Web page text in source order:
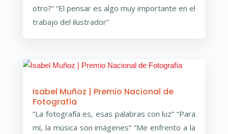
otro?” “El pensar es algo muy importante en el
trabajo del ilustrador”
Isabel Muñoz | Premio Nacional de
Fotografía
“La fotografía es, esas palabras con luz” “Para
mí, la música son imágenes” “Me enfrento a la